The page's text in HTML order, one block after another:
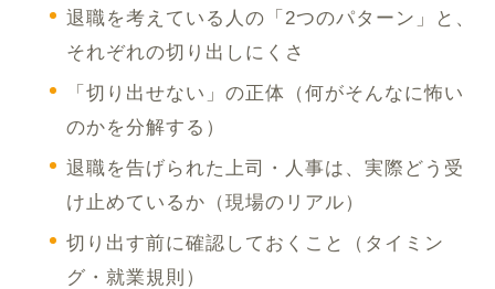
退職を考えている人の「2つのパターン」と、
それぞれの切り出しにくさ
「切り出せない」の正体（何がそんなに怖い
のかを分解する）
退職を告げられた上司・人事は、実際どう受
け止めているか（現場のリアル）
切り出す前に確認しておくこと（タイミン
グ・就業規則）